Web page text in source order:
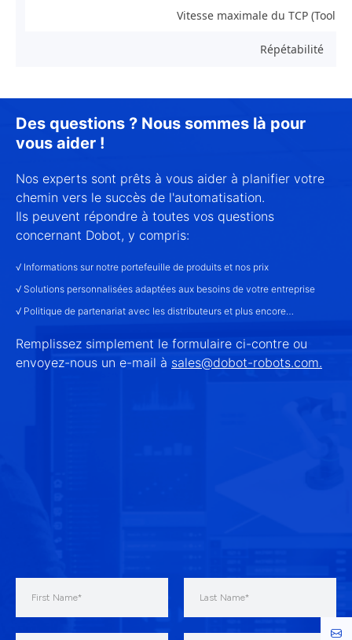
Vitesse maximale du TCP (Tool
Répétabilité
Des questions ? Nous sommes là pour
vous aider !
Nos experts sont prêts à vous aider à planifier votre
chemin vers le succès de l'automatisation.
Ils peuvent répondre à toutes vos questions
concernant Dobot, y compris:
√ Informations sur notre portefeuille de produits et nos prix
√ Solutions personnalisées adaptées aux besoins de votre entreprise
√ Politique de partenariat avec les distributeurs et plus encore…
Remplissez simplement le formulaire ci-contre ou
envoyez-nous un e-mail à sales@dobot-robots.com.